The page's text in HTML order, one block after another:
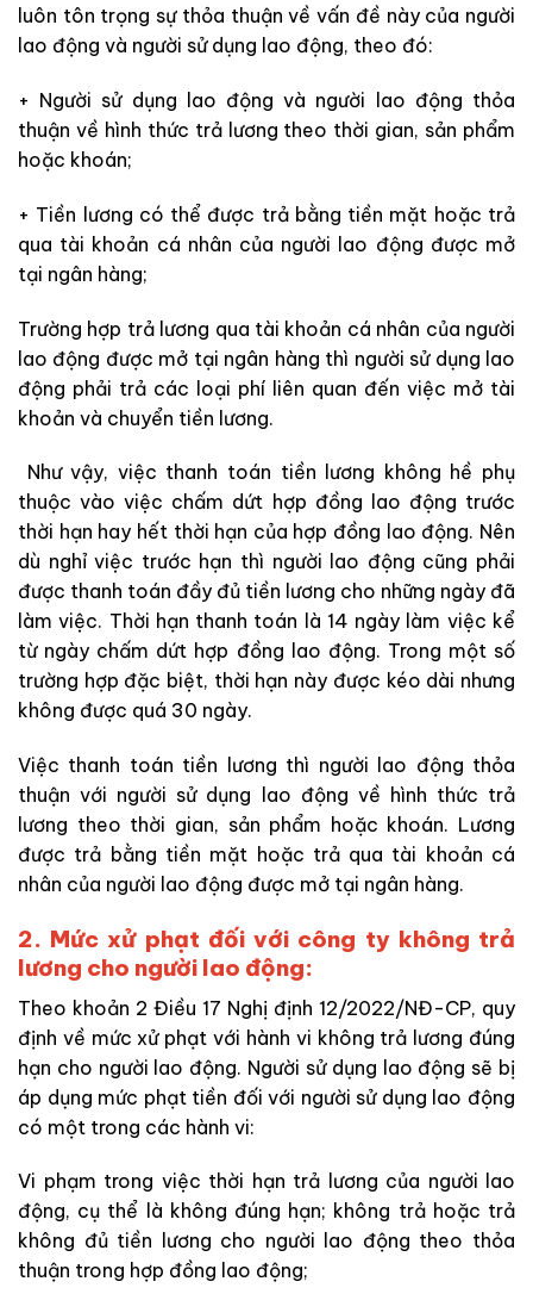
luôn tôn trọng sự thỏa thuận về vấn đề này của người
lao động và người sử dụng lao động, theo đó:
+ Người sử dụng lao động và người lao động thỏa
thuận về hình thức trả lương theo thời gian, sản phẩm
hoặc khoán;
+ Tiền lương có thể được trả bằng tiền mặt hoặc trả
qua tài khoản cá nhân của người lao động được mở
tại ngân hàng;
Trường hợp trả lương qua tài khoản cá nhân của người
lao động được mở tại ngân hàng thì người sử dụng lao
động phải trả các loại phí liên quan đến việc mở tài
khoản và chuyển tiền lương.
Như vậy, việc thanh toán tiền lương không hề phụ
thuộc vào việc chấm dứt hợp đồng lao động trước
thời hạn hay hết thời hạn của hợp đồng lao động. Nên
dù nghỉ việc trước hạn thì người lao động cũng phải
được thanh toán đầy đủ tiền lương cho những ngày đã
làm việc. Thời hạn thanh toán là 14 ngày làm việc kể
từ ngày chấm dứt hợp đồng lao động. Trong một số
trường hợp đặc biệt, thời hạn này được kéo dài nhưng
không được quá 30 ngày.
Việc thanh toán tiền lương thì người lao động thỏa
thuận với người sử dụng lao động về hình thức trả
lương theo thời gian, sản phẩm hoặc khoán. Lương
được trả bằng tiền mặt hoặc trả qua tài khoản cá
nhân của người lao động được mở tại ngân hàng.
2. Mức xử phạt đối với công ty không trả
lương cho người lao động:
Theo khoản 2 Điều 17 Nghị định 12/2022/NĐ-CP, quy
định về mức xử phạt với hành vi không trả lương đúng
hạn cho người lao động. Người sử dụng lao động sẽ bị
áp dụng mức phạt tiền đối với người sử dụng lao động
có một trong các hành vi:
Vi phạm trong việc thời hạn trả lương của người lao
động, cụ thể là không đúng hạn; không trả hoặc trả
không đủ tiền lương cho người lao động theo thỏa
thuận trong hợp đồng lao động;